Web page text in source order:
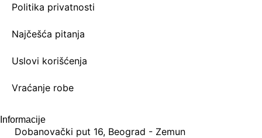
Politika privatnosti
Najčešća pitanja
Uslovi korišćenja
Vraćanje robe
Informacije
Dobanovački put 16, Beograd - Zemun